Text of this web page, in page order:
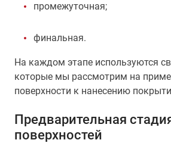
промежуточная;
финальная.
На каждом этапе используются
которые мы рассмотрим на
поверхности к нанесению
Предварительная
поверхностей